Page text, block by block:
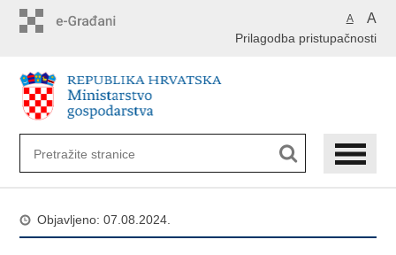
A A
Prilagodba pristupačnosti
Objavljeno: 07.08.2024.